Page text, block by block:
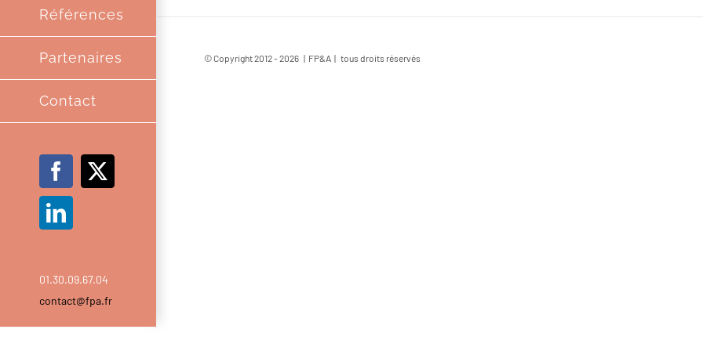
Références
Partenaires
Contact
Facebook
X
LinkedIn
01.30.09.67.04
contact@fpa.fr
© Copyright 2012 -2026 | FP&A | tous droits réservés